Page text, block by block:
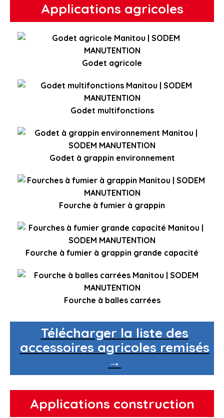
Applications agricoles
Godet agricole
Godet multifonctions
Godet à grappin environnement
Fourche à fumier à grappin
Fourche à fumier à grappin grande capacité
Fourche à balles carrées
Télécharger la liste des
accessoires agricoles remisés
→
Applications construction